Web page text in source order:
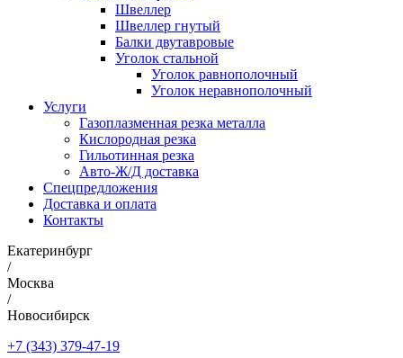
Швеллер
Швеллер гнутый
Балки двутавровые
Уголок стальной
Уголок равнополочный
Уголок неравнополочный
Услуги
Газоплазменная резка металла
Кислородная резка
Гильотинная резка
Авто-Ж/Д доставка
Спецпредложения
Доставка и оплата
Контакты
Екатеринбург
/
Москва
/
Новосибирск
+7 (343) 379-47-19